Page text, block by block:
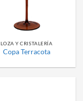
LOZA Y CRISTALERÍA
Copa Terracota